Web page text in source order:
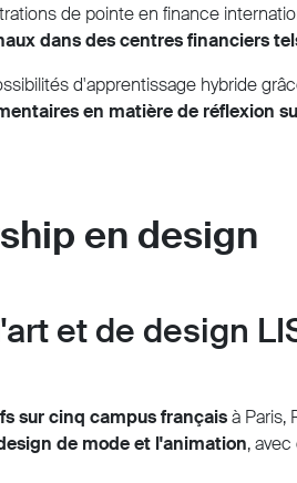
de pointe en finance
dans des centres financiers
d'apprentissage hybride
en matière de réflexion
en design
et de design
sur cinq campus françaisà Paris,
de mode et l'animation,